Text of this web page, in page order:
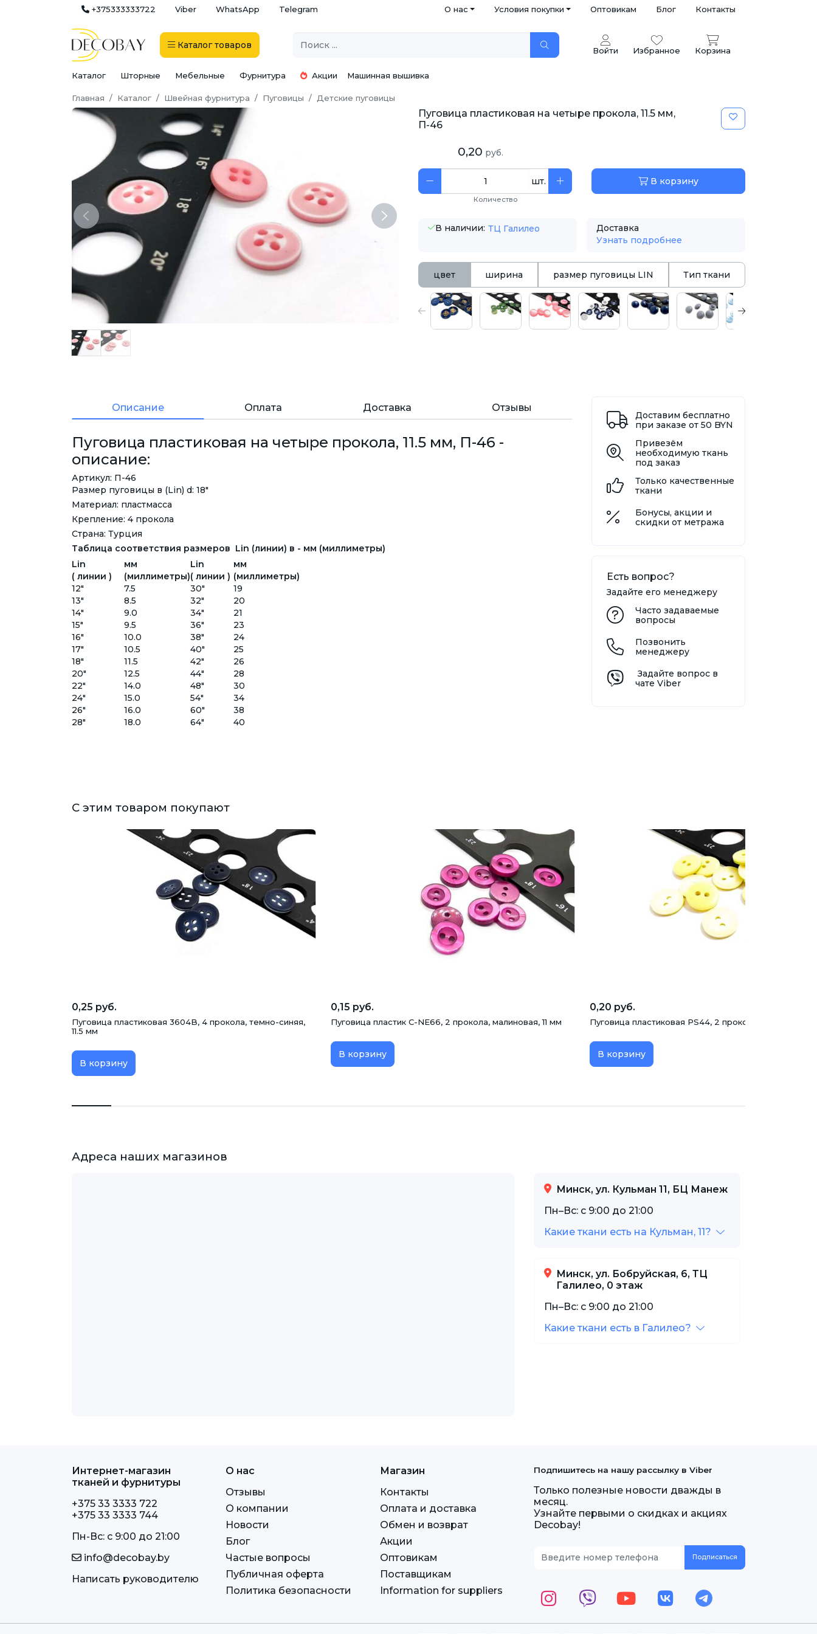
+375333333722 Viber WhatsApp Telegram О нас Условия покупки Оптовикам Блог Контакты
Каталог товаров Войти Избранное Корзина
Каталог Шторные Мебельные Фурнитура Акции Машинная вышивка
Главная Каталог Швейная фурнитура Пуговицы Детские пуговицы
Previous Next
Пуговица пластиковая на четыре прокола, 11.5 мм,
П-46
0,20 руб.
шт.
Количество
В корзину
В наличии: ТЦ Галилео
Доставка
Узнать подробнее
цвет ширина размер пуговицы LIN Тип ткани
Описание Оплата Доставка Отзывы
Пуговица пластиковая на четыре прокола, 11.5 мм, П-46 -
описание:
Артикул: П-46
Размер пуговицы в (Lin) d: 18"
Материал: пластмасса
Крепление: 4 прокола
Страна: Турция
Таблица соответствия размеров Lin (линии) в - мм (миллиметры)
Lin
мм Lin
мм
( линии )
(миллиметры)( линии ) (миллиметры)
12"
7.5 30"
19
13"
8.5 32"
20
14"
9.0 34"
21
15"
9.5 36"
23
16"
10.0 38"
24
17"
10.5 40"
25
18"
11.5 42"
26
20"
12.5 44"
28
22"
14.0 48"
30
24"
15.0 54"
34
26"
16.0 60"
38
28"
18.0 64" 40
Доставим бесплатно
при заказе от 50 BYN
Привезём
необходимую ткань
под заказ
Только качественные
ткани
Бонусы, акции и
скидки от метража
Есть вопрос?
Задайте его менеджеру
Часто задаваемые
вопросы
Позвонить
менеджеру
Задайте вопрос в
чате Viber
С этим товаром покупают
0,25 руб.
Пуговица пластиковая 3604B, 4 прокола, темно-синяя,
11.5 мм
В корзину
0,15 руб.
Пуговица пластик C-NE66, 2 прокола, малиновая, 11 мм
В корзину
0,20 руб.
Пуговица пластиковая PS44, 2 прокола, желтая, 11 мм
В корзину
Адреса наших магазинов
Минск, ул. Кульман 11, БЦ Манеж
Пн–Вс: с 9:00 до 21:00
Какие ткани есть на Кульман, 11?
Минск, ул. Бобруйская, 6, ТЦ
Галилео, 0 этаж
Пн–Вс: с 9:00 до 21:00
Какие ткани есть в Галилео?
Интернет-магазин
тканей и фурнитуры
+375 33 3333 722
+375 33 3333 744
Пн-Вс: c 9:00 до 21:00
info@decobay.by
Написать руководителю
О нас
Отзывы
О компании
Новости
Блог
Частые вопросы
Публичная оферта
Политика безопасности
Магазин
Контакты
Оплата и доставка
Обмен и возврат
Акции
Оптовикам
Поставщикам
Information for suppliers
Подпишитесь на нашу рассылку в Viber
Только полезные новости дважды в
месяц.
Узнайте первыми о скидках и акциях
Decobay!